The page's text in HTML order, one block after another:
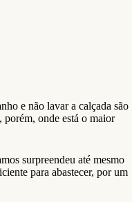
e não lavar a calçada são
porém, onde está o maior
surpreendeu até mesmo
para abastecer, por um